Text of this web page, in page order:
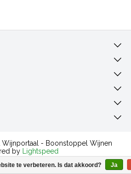
- Boonstoppel Wijnen
by
Lightspeed
byInStijl Media
te verbeteren. Is dat akkoord? Ja